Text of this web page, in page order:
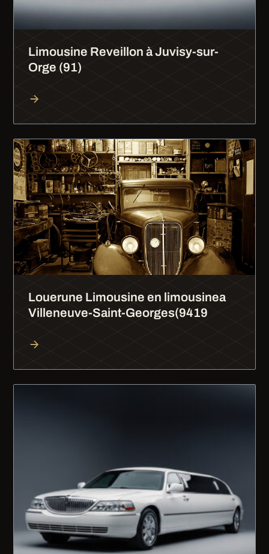
Limousine Reveillon à Juvisy-sur-
Orge (91)
Louerune Limousine en limousinea
Villeneuve-Saint-Georges(9419